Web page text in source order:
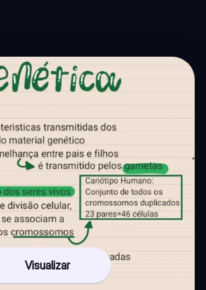
Visualizar